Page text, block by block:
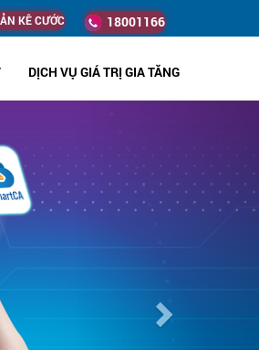
KÊ CƯỚC 18001166
DỊCH VỤ GIÁ TRỊ GIA TĂNG